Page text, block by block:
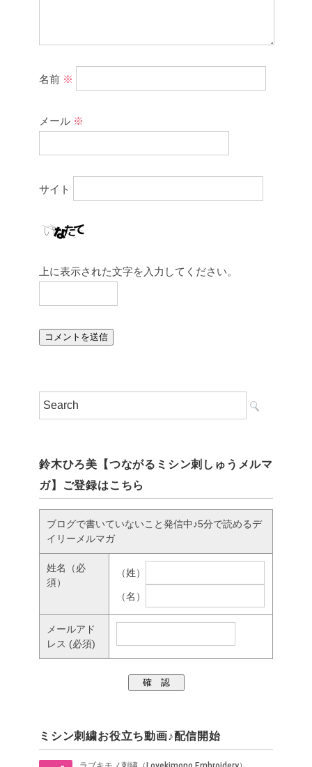
名前 ※
メール ※
サイト
上に表示された文字を入力してください。
鈴木ひろ美【つながるミシン刺しゅうメルマ
ガ】ご登録はこちら
ブログで書いていないこと発信中♪5分で読めるデ
イリーメルマガ
姓名
（必
須）
（姓）
（名）
メールアド
レス (必須)
ミシン刺繍お役立ち動画♪配信開始